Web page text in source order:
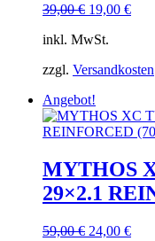
39,00€
war:
19,00 €
inkl. MwSt.
zzgl. Versandkosten
Angebot!
MYTHOS
29×2.1
59,00€ 24,00 €